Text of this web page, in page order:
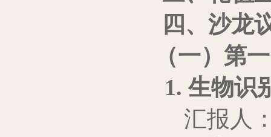
四、沙龙
（一）第
1.生物识
汇报人